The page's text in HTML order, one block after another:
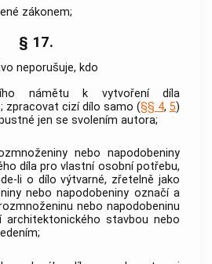
zákonem;
§ 17.
neporušuje, kdo
námětu k vytvoření díla
zpracovat cizí dílo samo (§§ 4,5)
jen se svolením autora;
nebo napodobeniny
díla pro vlastní osobní potřebu,
li o dílo výtvarné, zřetelně jako
nebo napodobeniny označí a
nebo napodobeninu
architektonického stavbou nebo